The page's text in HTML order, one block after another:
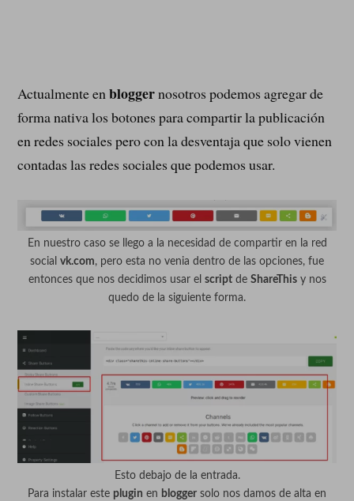
Actualmente enbloggernosotros podemos agregar de
forma nativa los botones para compartir la publicación
en redes sociales pero con la desventaja que solo vienen
contadas las redes sociales que podemos usar.
En nuestro caso se llego a la necesidad de compartir en la red
social vk.com, pero esta no venia dentro de las opciones, fue
entonces que nos decidimos usar el scriptde ShareThisy nos
quedo de la siguiente forma.
Esto debajo de la entrada.
Para instalar este plugin en blogger solo nos damos de alta en